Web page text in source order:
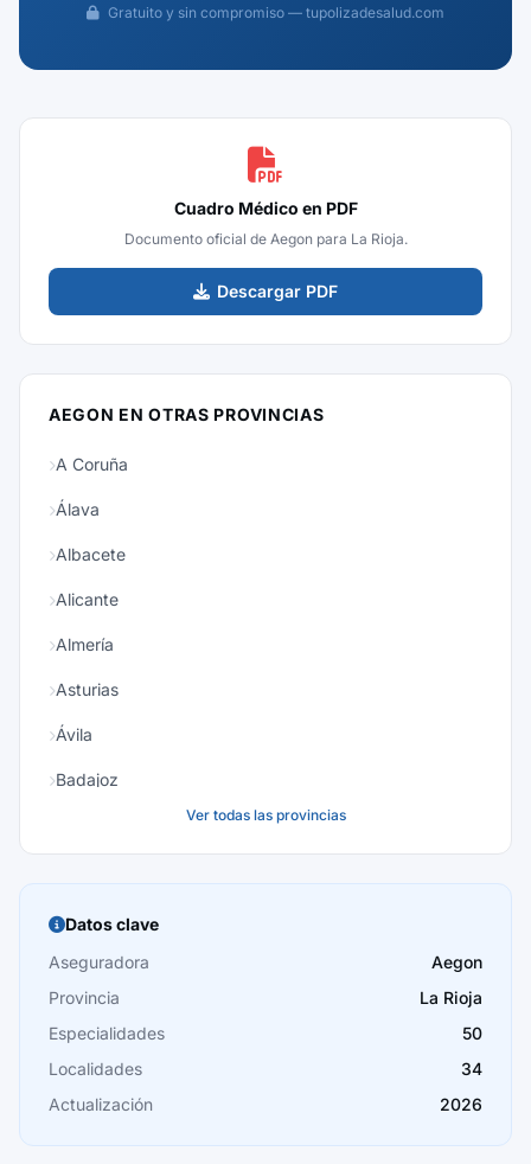
Gratuito y sin compromiso — tupolizadesalud.com
Cuadro Médico en PDF
Documento oficial de Aegon para La Rioja.
Descargar PDF
AEGON EN OTRAS PROVINCIAS
A Coruña
Álava
Albacete
Alicante
Almería
Asturias
Ávila
Badajoz
Burgos
Cáceres
Cádiz
Cantabria
Castellón
Ver todas las provincias
Datos clave
Aseguradora
Aegon
Provincia
La Rioja
Especialidades
50
Localidades
34
Actualización
2026